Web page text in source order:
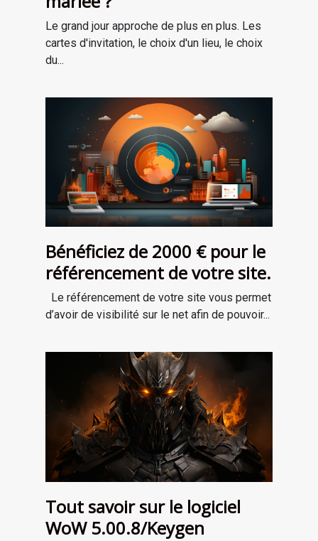
Le grand jour approche de plus en plus. Les
cartes d'invitation, le choix d'un lieu, le choix
du...
Bénéficiez de 2000 € pour le
référencement de votre site.
Le référencement de votre site vous permet
d’avoir de visibilité sur le net afin de pouvoir...
Tout savoir sur le logiciel
WoW 5.00.8/Keygen